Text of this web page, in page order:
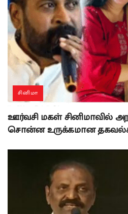
சினிமா
ஊர்வசி மகள் சினிமாவில்
சொன்ன உருக்கமான